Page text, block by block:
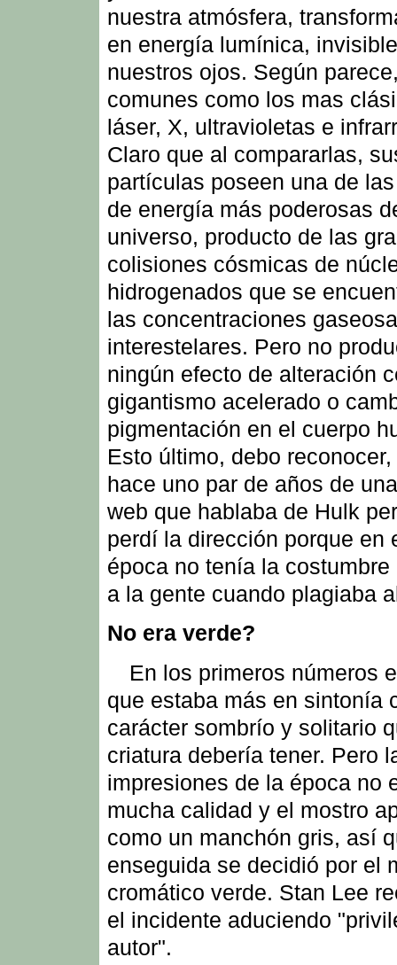
nuestra atmósfera,
en energía lumínica,
nuestros ojos. Según
comunes como los mas
láser, X, ultravioletas e
Claro que al compararlas,
partículas poseen una de
de energía más poderosas
universo, producto de las
colisiones cósmicas de
hidrogenados que se
las concentraciones
interestelares. Pero no
ningún efecto de alteración
gigantismo acelerado o
pigmentación en el cuerpo
Esto último, debo
hace uno par de años de
web que hablaba de Hulk
perdí la dirección porque en
época no tenía la costumbre
a la gente cuando plagiaba
No era verde?
En los primeros números
que estaba más en sintonía
carácter sombrío y solitario
criatura debería tener. Pero
impresiones de la época no
mucha calidad y el mostro
como un manchón gris, así
enseguida se decidió por el
cromático verde. Stan Lee
el incidente aduciendo
autor".